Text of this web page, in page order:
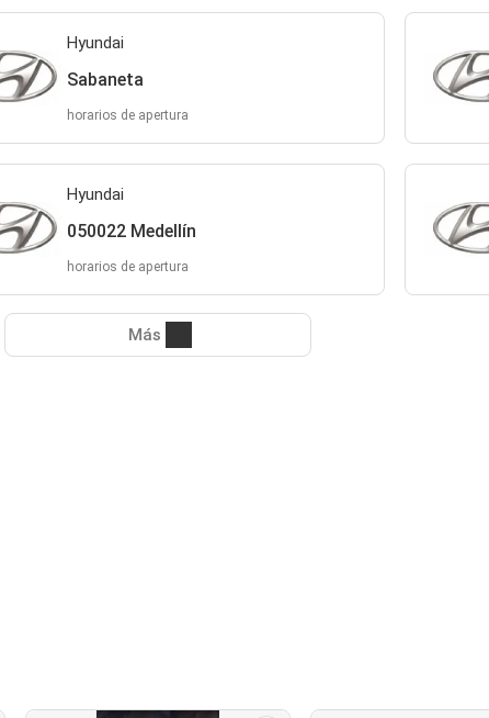
Hyundai
Sabaneta
horarios de apertura
Hyundai
050022 Medellín
horarios de apertura
Más